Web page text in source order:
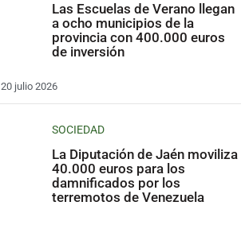
Las Escuelas de Verano llegan
a ocho municipios de la
provincia con 400.000 euros
de inversión
20 julio 2026
SOCIEDAD
La Diputación de Jaén moviliza
40.000 euros para los
damnificados por los
terremotos de Venezuela